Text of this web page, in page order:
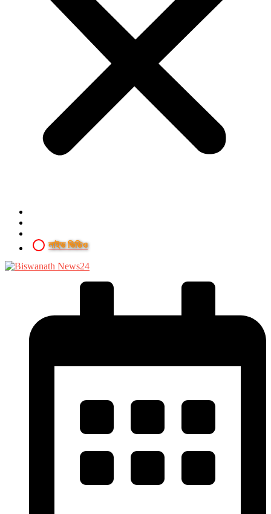
লাইভ ভিডিও